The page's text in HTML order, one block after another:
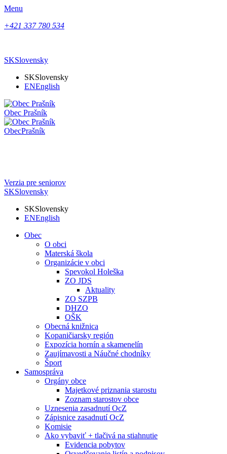
Menu
+421 337 780 534
SKSlovensky
SKSlovensky
ENEnglish
Obec Prašník
ObecPrašník
Verzia pre seniorov
SKSlovensky
SKSlovensky
ENEnglish
Obec
O obci
Materská škola
Organizácie v obci
Spevokol Holeška
ZO JDS
Aktuality
ZO SZPB
DHZO
OŠK
Obecná knižnica
Kopaničiarsky región
Expozícia hornín a skamenelín
Zaujímavosti a Náučné chodníky
Šport
Samospráva
Orgány obce
Majetkové priznania starostu
Zoznam starostov obce
Uznesenia zasadnutí OcZ
Zápisnice zasadnutí OcZ
Komisie
Ako vybaviť + tlačivá na stiahnutie
Evidencia pobytov